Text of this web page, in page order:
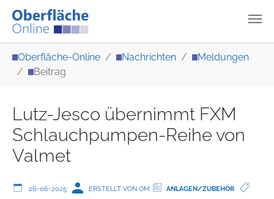
Oberfläche-Online Nachrichten
Meldungen
Beitrag
Lutz-Jesco übernimmt FXM
Schlauchpumpen-Reihe von
Valmet
26-06-2025 ERSTELLT VON OM
ANLAGEN/ZUBEHÖR